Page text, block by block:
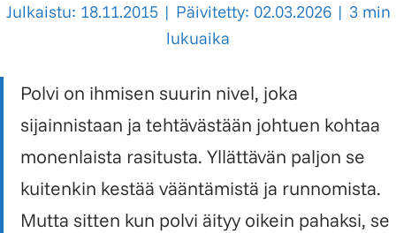
Julkaistu: 18.11.2015| Päivitetty: 02.03.2026| 3 min
lukuaika
Polvi on ihmisen suurin nivel, joka
sijainnistaan ja tehtävästään johtuen kohtaa
monenlaista rasitusta. Yllättävän paljon se
kuitenkin kestää vääntämistä ja runnomista.
Mutta sitten kun polvi äityy oikein pahaksi, se